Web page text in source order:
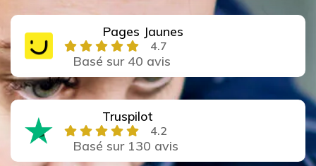
Pages Jaunes
4.7
Basé sur 40 avis
Truspilot
4.2
Basé sur 130 avis